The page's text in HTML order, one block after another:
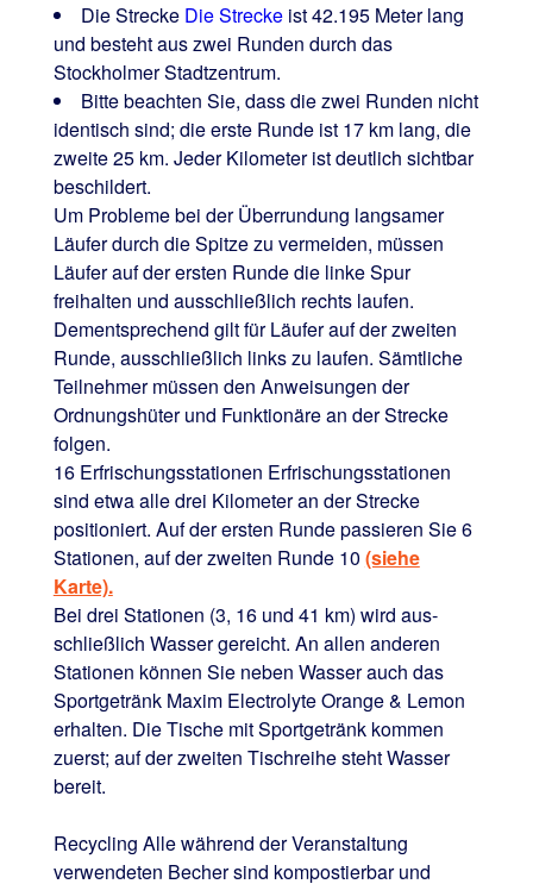
Die Strecke Die Strecke ist 42.195 Meter lang
und besteht aus zwei Runden durch das
Stockholmer Stadtzentrum.
Bitte beachten Sie, dass die zwei Runden nicht
identisch sind; die erste Runde ist 17 km lang, die
zweite 25 km. Jeder Kilometer ist deutlich sichtbar
beschildert.
Um Probleme bei der Überrundung langsamer
Läufer durch die Spitze zu vermeiden, müssen
Läufer auf der ersten Runde die linke Spur
freihalten und ausschließlich rechts laufen.
Dementsprechend gilt für Läufer auf der zweiten
Runde, ausschließlich links zu laufen. Sämtliche
Teilnehmer müssen den Anweisungen der
Ordnungshüter und Funktionäre an der Strecke
folgen.
16 Erfrischungsstationen Erfrischungsstationen
sind etwa alle drei Kilometer an der Strecke
positioniert. Auf der ersten Runde passieren Sie 6
Stationen, auf der zweiten Runde 10 (siehe
Karte).
Bei drei Stationen (3, 16 und 41 km) wird aus­
schließlich Wasser gereicht. An allen anderen
Stationen können Sie neben Wasser auch das
Sportgetränk Maxim Electrolyte Orange & Lemon
erhalten. Die Tische mit Sportgetränk kommen
zuerst; auf der zweiten Tischreihe steht Wasser
bereit.
Recycling Alle während der Veranstaltung
verwendeten Becher sind kompostierbar und